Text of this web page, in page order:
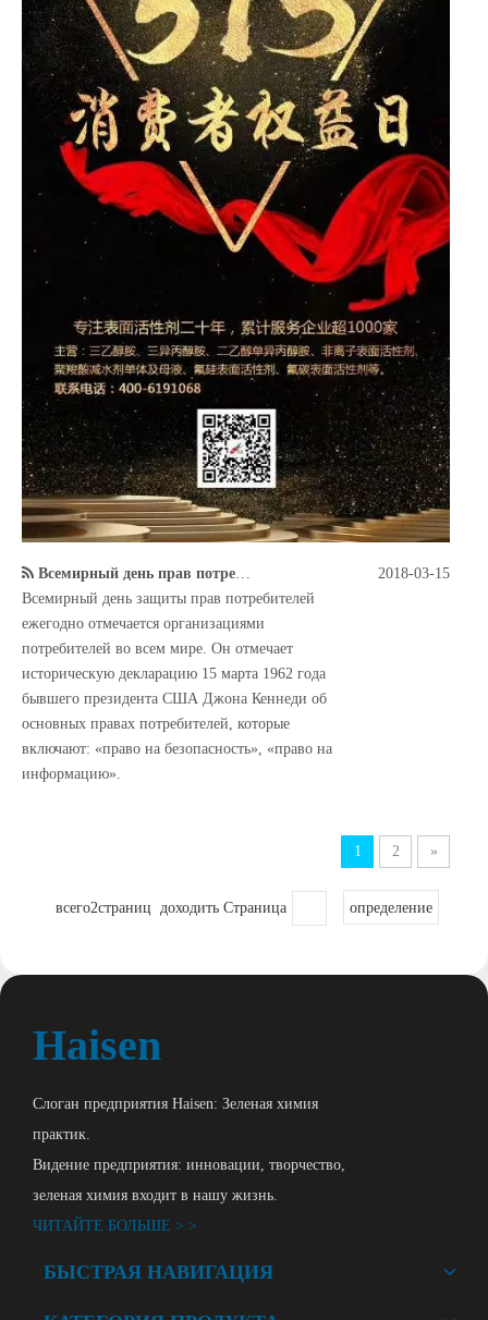
Всемирный день прав потребителей
Всемирный день защиты прав потребителей
ежегодно отмечается организациями
потребителей во всем мире. Он отмечает
историческую декларацию 15 марта 1962 года
бывшего президента США Джона Кеннеди об
основных правах потребителей, которые
включают: «право на безопасность», «право на
информацию».
2018-03-15
1 2 »
всего2страниц доходить Страница определение
Haisen
Слоган предприятия Haisen: Зеленая химия
практик.
Видение предприятия: инновации, творчество,
зеленая химия входит в нашу жизнь.
ЧИТАЙТЕ БОЛЬШЕ > >
БЫСТРАЯ НАВИГАЦИЯ